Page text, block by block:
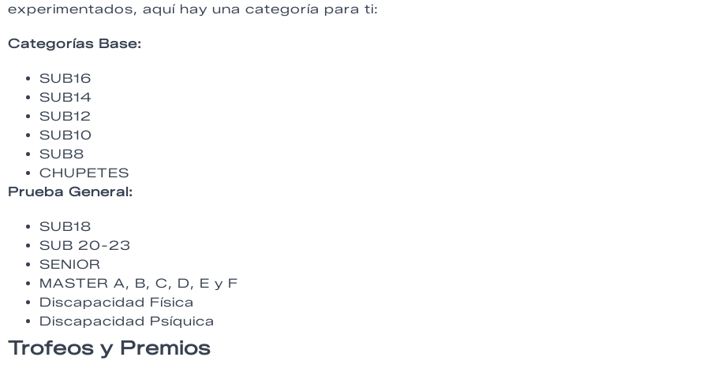
experimentados, aquí hay una categoría para ti:
Categorías Base:
SUB16
SUB14
SUB12
SUB10
SUB8
CHUPETES
Prueba General:
SUB18
SUB 20-23
SENIOR
MASTER A, B, C, D, E y F
Discapacidad Física
Discapacidad Psíquica
Trofeos y Premios